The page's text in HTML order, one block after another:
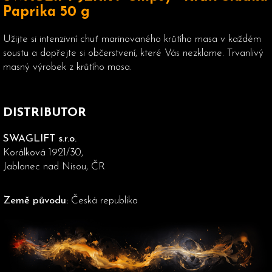
Paprika 50 g
Užijte si intenzivní chuť marinovaného krůtího masa v každém
soustu a dopřejte si občerstvení, které Vás nezklame. Trvanlivý
masný výrobek z krůtího masa.
DISTRIBUTOR
SWAGLIFT s.r.o.
Korálková 1921/30,
Jablonec nad Nisou, ČR
Země původu: Česká republika